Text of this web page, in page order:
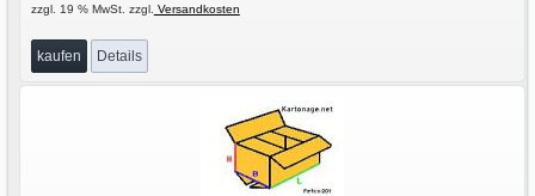
zzgl. 19 % MwSt. zzgl. Versandkosten
kaufen Details